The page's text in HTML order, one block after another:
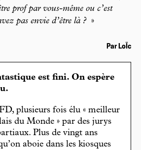
prof par vous-même ou c’est
pas envie d’être là ? »
Par LoÏc
est fini. On espère
plusieurs fois élu « meilleur
du Monde » par des jurys
Plus de vingt ans
aboie dans les kiosques